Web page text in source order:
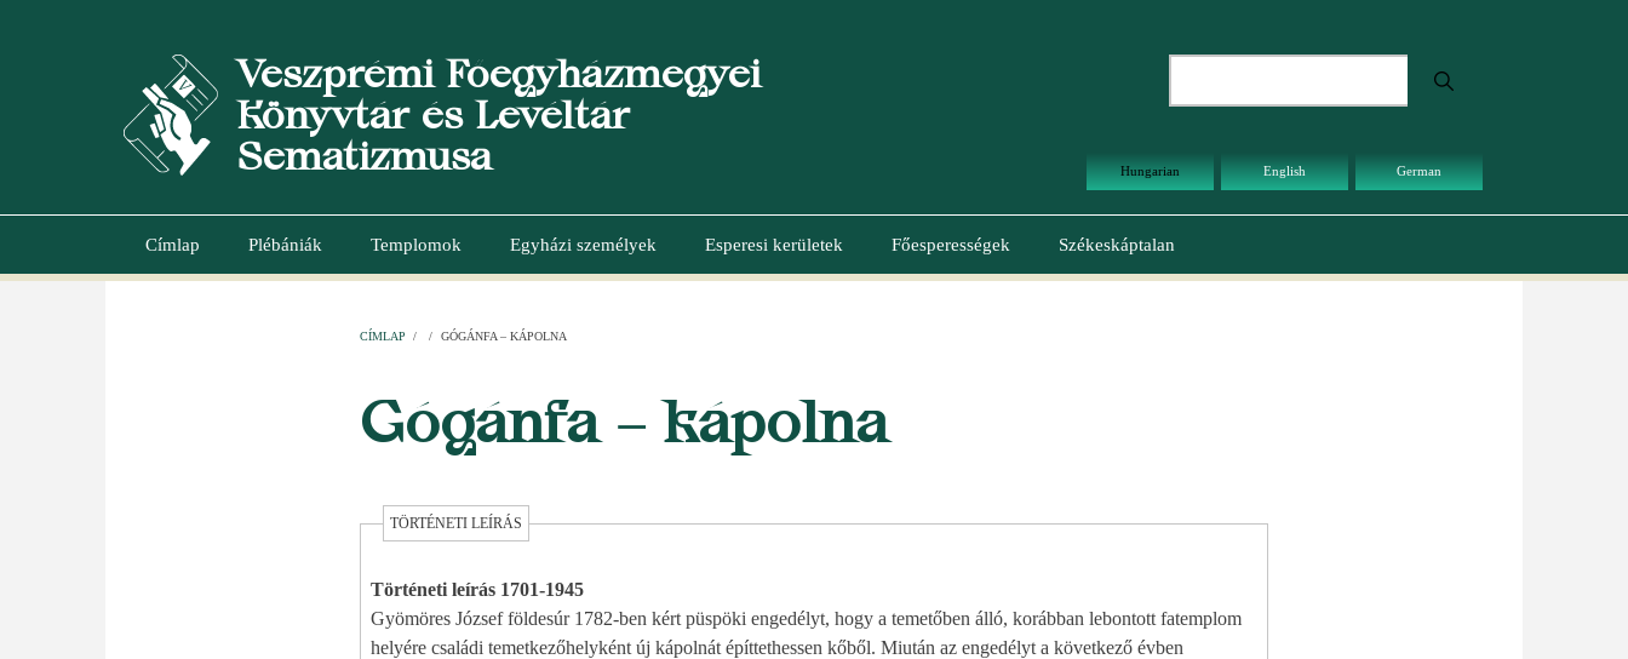
Veszprémi Főegyházmegyei
Könyvtár és Levéltár
Sematizmusa
Hungarian English German
Main
Címlap Plébániák Templomok Egyházi személyek Esperesi kerületek Főesperességek Székeskáptalan
CÍMLAP / / GÓGÁNFA – KÁPOLNA
Gógánfa – kápolna
TÖRTÉNETI LEÍRÁS
Történeti leírás 1701-1945
Gyömöres József földesúr 1782-ben kért püspöki engedélyt, hogy a temetőben álló, korábban lebontott fatemplom
helyére családi temetkezőhelyként új kápolnát építtethessen kőből. Miután az engedélyt a következő évben